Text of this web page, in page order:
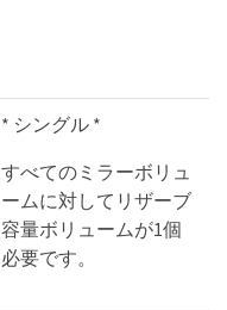
* シングル *
すべてのミラーボリュ
ームに対してリザーブ
容量ボリュームが1個
必要です。